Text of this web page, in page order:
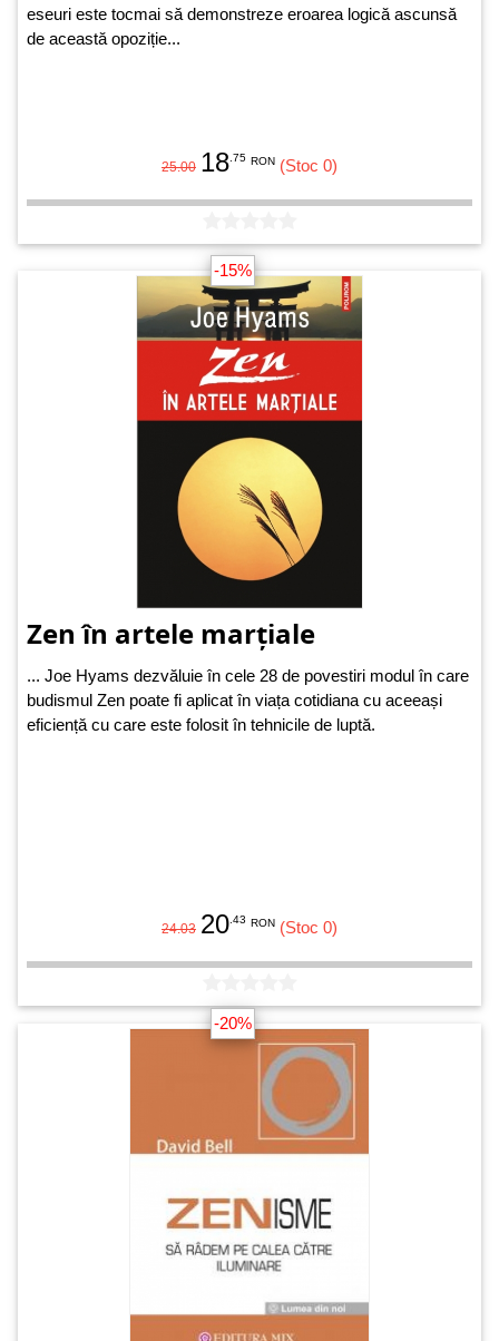
eseuri este tocmai să demonstreze eroarea logică ascunsă
de această opoziție...
25.00 18 .75 RON (Stoc 0)
-15%
Zen în artele marțiale
... Joe Hyams dezvăluie în cele 28 de povestiri modul în care
budismul Zen poate fi aplicat în viața cotidiana cu aceeași
eficiență cu care este folosit în tehnicile de luptă.
24.03 20 .43 RON (Stoc 0)
-20%